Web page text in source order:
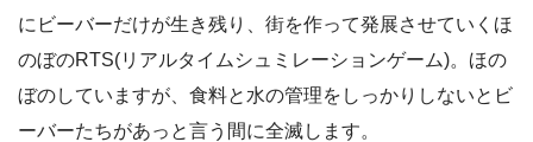
にビーバーだけが生き残り、街を作って発展させていくほ
のぼのRTS(リアルタイムシュミレーションゲーム)。ほの
ぼのしていますが、食料と水の管理をしっかりしないとビ
ーバーたちがあっと言う間に全滅します。